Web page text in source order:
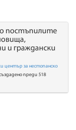
постъпилите
и граждански
център за нестопанско
създадено преди 518